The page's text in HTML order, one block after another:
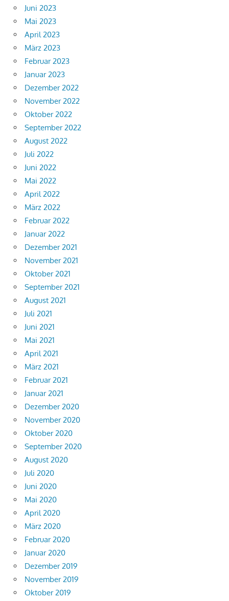
Juni 2023
Mai 2023
April 2023
März 2023
Februar 2023
Januar 2023
Dezember 2022
November 2022
Oktober 2022
September 2022
August 2022
Juli 2022
Juni 2022
Mai 2022
April 2022
März 2022
Februar 2022
Januar 2022
Dezember 2021
November 2021
Oktober 2021
September 2021
August 2021
Juli 2021
Juni 2021
Mai 2021
April 2021
März 2021
Februar 2021
Januar 2021
Dezember 2020
November 2020
Oktober 2020
September 2020
August 2020
Juli 2020
Juni 2020
Mai 2020
April 2020
März 2020
Februar 2020
Januar 2020
Dezember 2019
November 2019
Oktober 2019